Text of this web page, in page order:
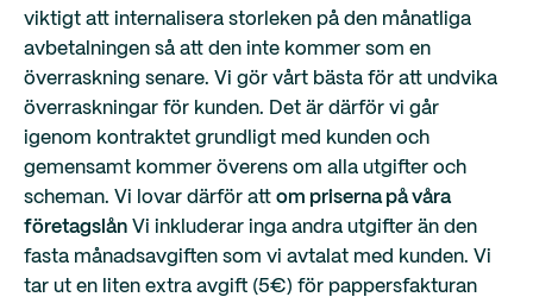
viktigt att internalisera storleken på den månatliga
avbetalningen så att den inte kommer som en
överraskning senare. Vi gör vårt bästa för att undvika
överraskningar för kunden. Det är därför vi går
igenom kontraktet grundligt med kunden och
gemensamt kommer överens om alla utgifter och
scheman. Vi lovar därför att om priserna på våra
företagslån Vi inkluderar inga andra utgifter än den
fasta månadsavgiften som vi avtalat med kunden. Vi
tar ut en liten extra avgift (5€) för pappersfakturan